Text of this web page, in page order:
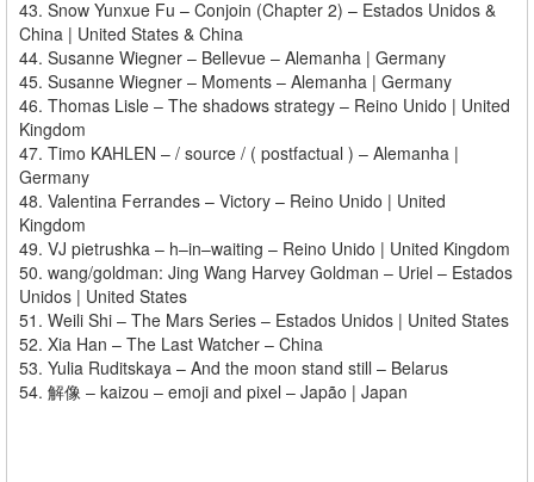
43. Snow Yunxue Fu – Conjoin (Chapter 2) – Estados Unidos &
China | United States & China
44. Susanne Wiegner – Bellevue – Alemanha | Germany
45. Susanne Wiegner – Moments – Alemanha | Germany
46. Thomas Lisle – The shadows strategy – Reino Unido | United
Kingdom
47. Timo KAHLEN – / source / ( postfactual ) – Alemanha |
Germany
48. Valentina Ferrandes – Victory – Reino Unido | United
Kingdom
49. VJ pietrushka – h–in–waiting – Reino Unido | United Kingdom
50. wang/goldman: Jing Wang Harvey Goldman – Uriel – Estados
Unidos | United States
51. Weili Shi – The Mars Series – Estados Unidos | United States
52. Xia Han – The Last Watcher – China
53. Yulia Ruditskaya – And the moon stand still – Belarus
54. 解像 – kaizou – emoji and pixel – Japão | Japan